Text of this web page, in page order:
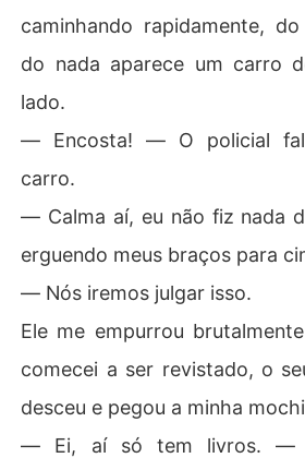
caminhando rapidamente,
do nada aparece um carro
lado.
― Encosta! ― O policial
carro.
― Calma aí, eu não fiz nada
erguendo meus braços para
― Nós iremos julgar isso.
Ele me empurrou
comecei a ser revistado, o
desceu e pegou a minha
― Ei, aí só tem livros. ―